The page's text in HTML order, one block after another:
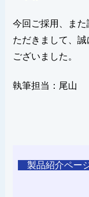
今回ご採用、ま
ただきまして、誠
ございました。
執筆担当：尾山
製品紹介ペー